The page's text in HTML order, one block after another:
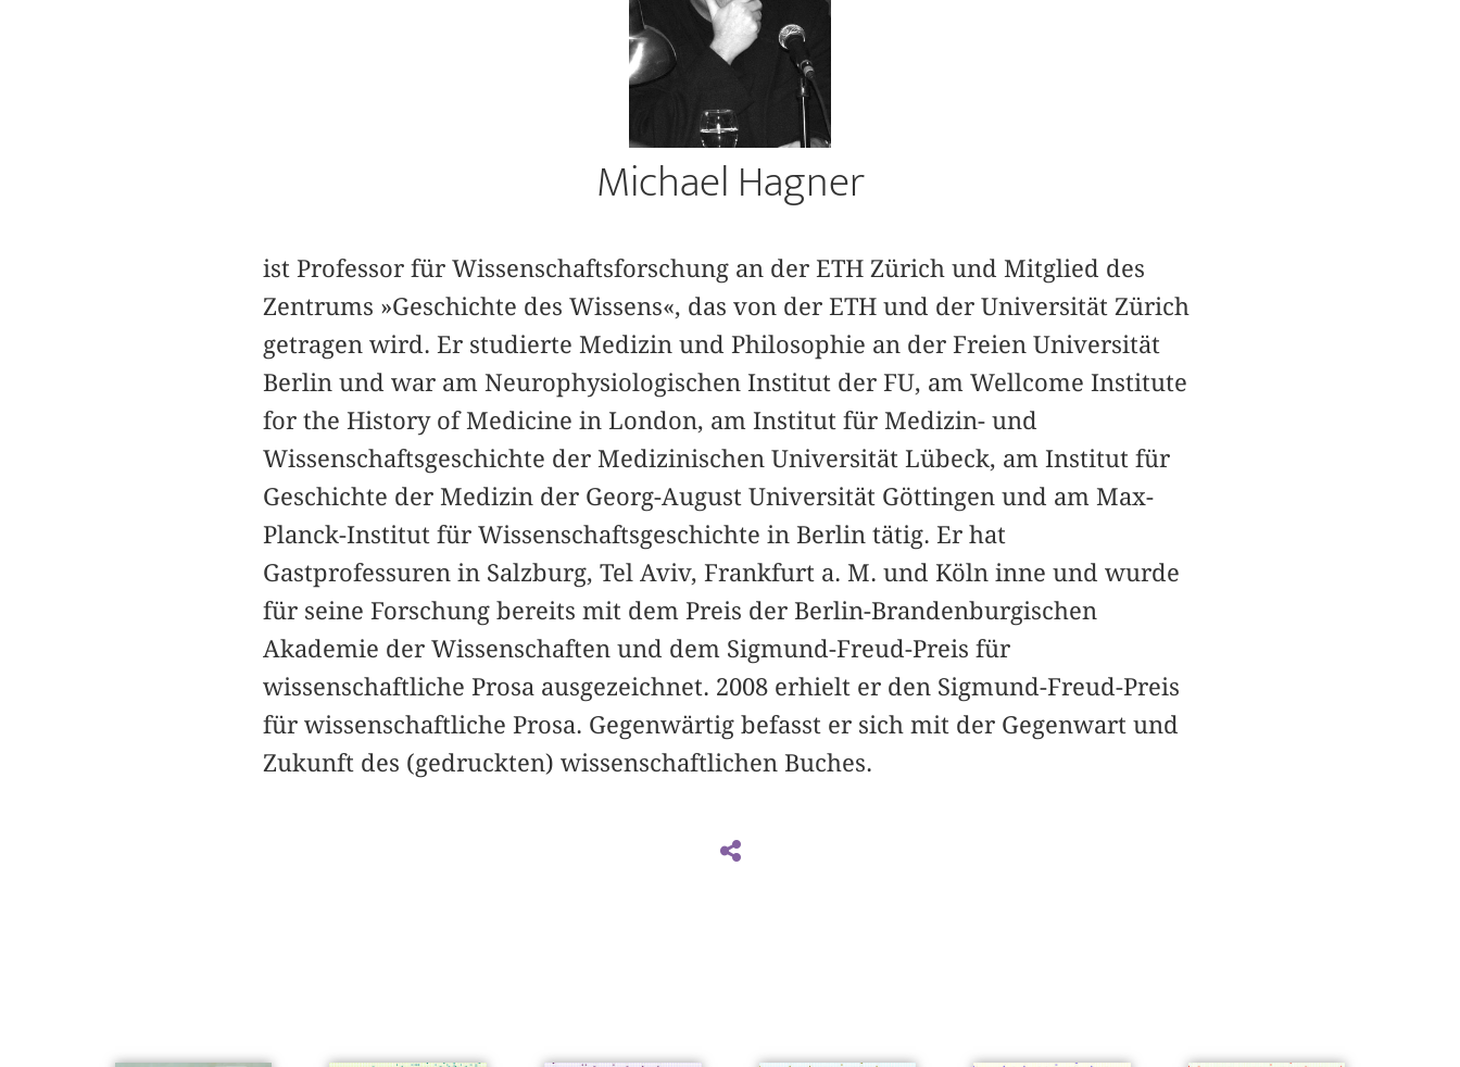
Michael Hagner
ist Professor für Wissenschaftsforschung an der ETH Zürich und Mitglied des
Zentrums »Geschichte des Wissens«, das von der ETH und der Universität Zürich
getragen wird. Er studierte Medizin und Philosophie an der Freien Universität
Berlin und war am Neurophysiologischen Institut der FU, am Wellcome Institute
for the History of Medicine in London, am Institut für Medizin- und
Wissenschaftsgeschichte der Medizinischen Universität Lübeck, am Institut für
Geschichte der Medizin der Georg-August Universität Göttingen und am Max-
Planck-Institut für Wissenschaftsgeschichte in Berlin tätig. Er hat
Gastprofessuren in Salzburg, Tel Aviv, Frankfurt a. M. und Köln inne und wurde
für seine Forschung bereits mit dem Preis der Berlin-Brandenburgischen
Akademie der Wissenschaften und dem Sigmund-Freud-Preis für
wissenschaftliche Prosa ausgezeichnet. 2008 erhielt er den Sigmund-Freud-Preis
für wissenschaftliche Prosa. Gegenwärtig befasst er sich mit der Gegenwart und
Zukunft des (gedruckten) wissenschaftlichen Buches.